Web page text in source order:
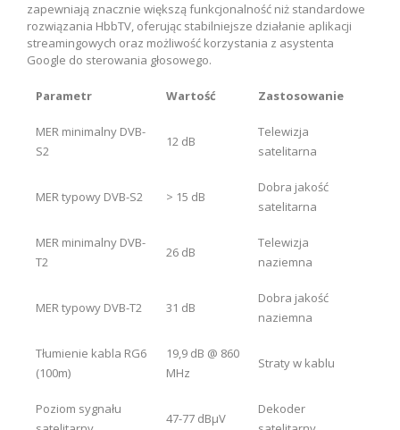
zapewniają znacznie większą funkcjonalność niż standardowe
rozwiązania HbbTV, oferując stabilniejsze działanie aplikacji
streamingowych oraz możliwość korzystania z asystenta
Google do sterowania głosowego.
Parametr Wartość Zastosowanie
MER minimalny DVB-
S2
12 dB
Telewizja
satelitarna
MER typowy DVB-S2 > 15 dB
Dobra jakość
satelitarna
MER minimalny DVB-
T2
26 dB
Telewizja
naziemna
MER typowy DVB-T2 31 dB
Dobra jakość
naziemna
Tłumienie kabla RG6
(100m)
19,9 dB @ 860
MHz
Straty w kablu
Poziom sygnału
47-77 dBμV
Dekoder